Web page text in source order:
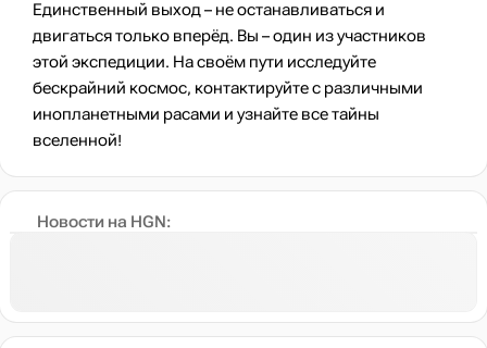
Новости на HGN:
Единственный выход – не останавливаться и
двигаться только вперёд. Вы – один из участников
этой экспедиции. На своём пути исследуйте
бескрайний космос, контактируйте с различными
инопланетными расами и узнайте все тайны
вселенной!